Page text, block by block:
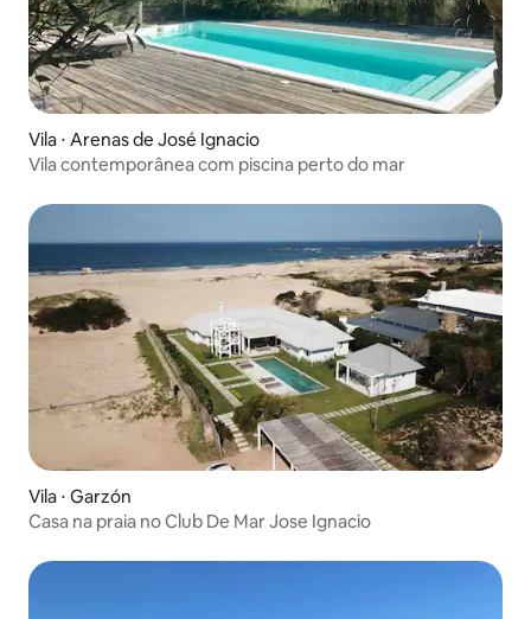
Vila ⋅ Arenas de José Ignacio
Vila contemporânea com piscina perto do mar
Vila ⋅ Garzón
Casa na praia no Club De Mar Jose Ignacio